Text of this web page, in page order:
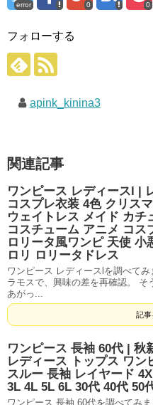
error 0 0
フォローする
apink_kinina3
関連記事
ワンピース レディースl |
コスプレ衣装 4色 クリス
ウェイトレス メイド カチ
コスチューム アニメ コス
ロリータ風ワンピ 天使 小
ロリ ロリータドレス
ワンピース レディースlを調べて
ラモスで、興味の差を再確認。 そ
あがっ...
記事
ワンピース 長袖 60代 | 秋
レディース トップス ワン
スルー 長袖 レイヤード
3L 4L 5L 6L 30代 40代 50
ワンピース 長袖 60代を調べてみ